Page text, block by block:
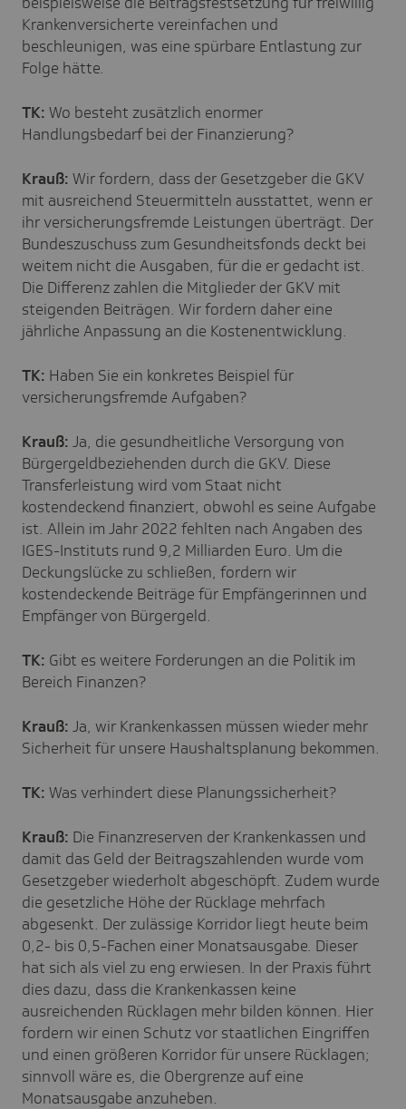
Krankenversicherte vereinfachen und
beschleunigen, was eine spürbare Entlastung zur
Folge hätte.
TK: Wo besteht zusätzlich enormer
Handlungsbedarf bei der Finanzierung?
Krauß: Wir fordern, dass der Gesetzgeber die GKV
mit ausreichend Steuermitteln ausstattet, wenn er
ihr versicherungsfremde Leistungen überträgt. Der
Bundeszuschuss zum Gesundheitsfonds deckt bei
weitem nicht die Ausgaben, für die er gedacht ist.
Die Differenz zahlen die Mitglieder der GKV mit
steigenden Beiträgen. Wir fordern daher eine
jährliche Anpassung an die Kostenentwicklung.
TK: Haben Sie ein konkretes Beispiel für
versicherungsfremde Aufgaben?
Krauß: Ja, die gesundheitliche Versorgung von
Bürgergeldbeziehenden durch die GKV. Diese
Transferleistung wird vom Staat nicht
kostendeckend finanziert, obwohl es seine Aufgabe
ist. Allein im Jahr 2022 fehlten nach Angaben des
IGES-Instituts rund 9,2 Milliarden Euro. Um die
Deckungslücke zu schließen, fordern wir
kostendeckende Beiträge für Empfängerinnen und
Empfänger von Bürgergeld.
TK: Gibt es weitere Forderungen an die Politik im
Bereich Finanzen?
Krauß: Ja, wir Krankenkassen müssen wieder mehr
Sicherheit für unsere Haushaltsplanung bekommen.
TK: Was verhindert diese Planungssicherheit?
Krauß: Die Finanzreserven der Krankenkassen und
damit das Geld der Beitragszahlenden wurde vom
Gesetzgeber wiederholt abgeschöpft. Zudem wurde
die gesetzliche Höhe der Rücklage mehrfach
abgesenkt. Der zulässige Korridor liegt heute beim
0,2- bis 0,5-Fachen einer Monatsausgabe. Dieser
hat sich als viel zu eng erwiesen. In der Praxis führt
dies dazu, dass die Krankenkassen keine
ausreichenden Rücklagen mehr bilden können. Hier
fordern wir einen Schutz vor staatlichen Eingriffen
und einen größeren Korridor für unsere Rücklagen;
sinnvoll wäre es, die Obergrenze auf eine
Monatsausgabe anzuheben.